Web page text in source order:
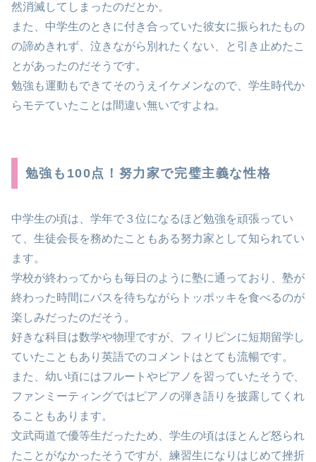
然消滅してしまったのだとか。
また、中学生のときに付き合っていた彼女に振られたもの
の諦めきれず、泣きながら別れたくない、と引き止めたこ
とがあったのだそうです。
勉強も運動もできてそのうえイケメンなので、学生時代か
らモテていたことは間違い無いですよね。
勉強も100点！努力家で完璧主義な性格
中学生の頃は、学年で３位になるほど勉強を頑張ってい
て、生徒会長を務めたこともある努力家として知られてい
ます。
学校が終わってからも毎日のように塾に通っており、塾が
終わった時間にバスを待ちながらトッポッキを食べるのが
楽しみだったのだそう。
好きな科目は数学や物理ですが、フィリピンに短期留学し
ていたこともあり英語でのコメントはとても流暢です。
また、幼い頃にはフルートやピアノを習っていたそうで、
ファンミーティングではピアノの弾き語りを披露してくれ
ることもあります。
文武両道で優等生だったため、学生の頃はほとんど怒られ
たことがなかったそうですが、練習生になりはじめて挫折